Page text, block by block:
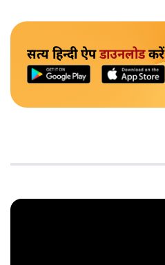
सत्य हिन्दी ऐपडाउनलोडकरें